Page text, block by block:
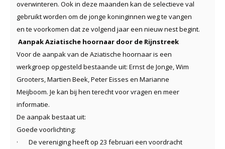
overwinteren. Ook in deze maanden kan de selectieve val
gebruikt worden om de jonge koninginnen weg te vangen
en te voorkomen dat ze volgend jaar een nieuw nest begint.
Aanpak Aziatische hoornaar door de Rijnstreek
Voor de aanpak van de Aziatische hoornaar is een
werkgroep opgesteld bestaande uit: Ernst de Jonge, Wim
Grooters, Martien Beek, Peter Eisses en Marianne
Meijboom. Je kan bij hen terecht voor vragen en meer
informatie.
De aanpak bestaat uit:
Goede voorlichting:
· De vereniging heeft op 23 februari een voordracht